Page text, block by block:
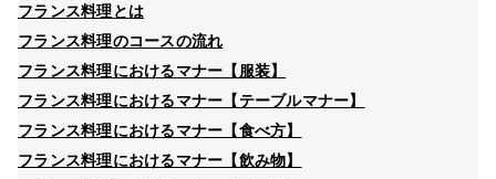
フランス料理とは
フランス料理のコースの流れ
フランス料理におけるマナー【服装】
フランス料理におけるマナー【テーブルマナー】
フランス料理におけるマナー【食べ方】
フランス料理におけるマナー【飲み物】